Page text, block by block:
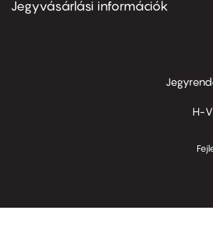
Jegyvásárlási információk
H-